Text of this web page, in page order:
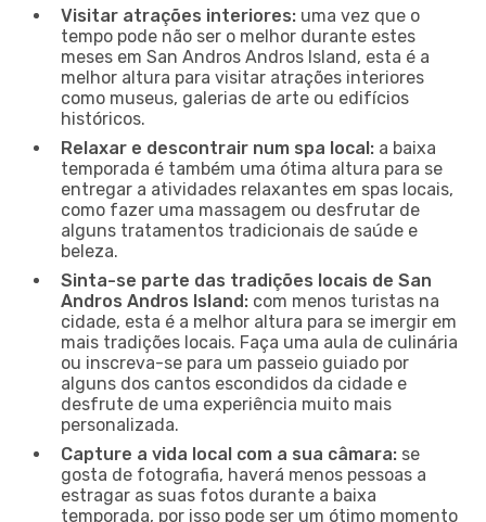
Visitar atrações interiores: uma vez que o
tempo pode não ser o melhor durante estes
meses em San Andros Andros Island, esta é a
melhor altura para visitar atrações interiores
como museus, galerias de arte ou edifícios
históricos.
Relaxar e descontrair num spa local: a baixa
temporada é também uma ótima altura para se
entregar a atividades relaxantes em spas locais,
como fazer uma massagem ou desfrutar de
alguns tratamentos tradicionais de saúde e
beleza.
Sinta-se parte das tradições locais de San
Andros Andros Island: com menos turistas na
cidade, esta é a melhor altura para se imergir em
mais tradições locais. Faça uma aula de culinária
ou inscreva-se para um passeio guiado por
alguns dos cantos escondidos da cidade e
desfrute de uma experiência muito mais
personalizada.
Capture a vida local com a sua câmara: se
gosta de fotografia, haverá menos pessoas a
estragar as suas fotos durante a baixa
temporada, por isso pode ser um ótimo momento